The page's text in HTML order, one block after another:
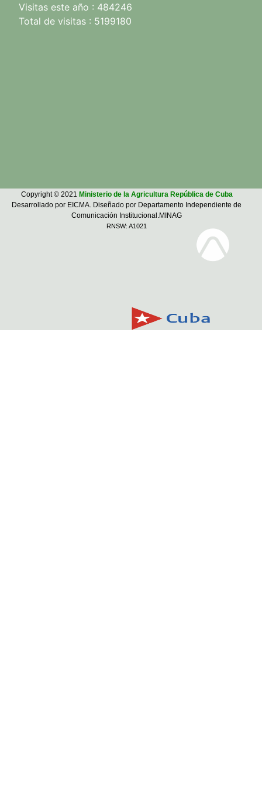
Visitas este año : 484246
Total de visitas : 5199180
Copyright © 2021 Ministerio de la Agricultura República de Cuba
Desarrollado por EICMA. Diseñado por Departamento Independiente de
Comunicación Institucional.MINAG
RNSW: A1021